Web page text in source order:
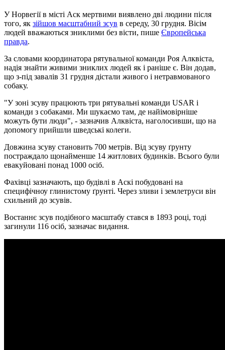
У Норвегії в місті Аск мертвими виявлено дві людини після
того, як зійшов масштабний зсув в середу, 30 грудня. Вісім
людей вважаються зниклими без вісти, пише Європейська
правда.
За словами координатора рятувальної команди Роя Алквіста,
надія знайти живими зниклих людей як і раніше є. Він додав,
що з-під завалів 31 грудня дістали живого і нетравмованого
собаку.
"У зоні зсуву працюють три рятувальні команди USAR і
команди з собаками. Ми шукаємо там, де найімовірніше
можуть бути люди", - зазначив Алквіста, наголосивши, що на
допомогу прийшли шведські колеги.
Довжина зсуву становить 700 метрів. Від зсуву ґрунту
постраждало щонайменше 14 житлових будинків. Всього були
евакуйовані понад 1000 осіб.
Фахівці зазначають, що будівлі в Аскі побудовані на
специфічноу глинистому ґрунті. Через зливи і землетруси він
схильний до зсувів.
Востаннє зсув подібного масштабу стався в 1893 році, тоді
загинули 116 осіб, зазначає видання.